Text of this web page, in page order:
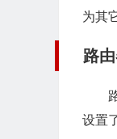
为其
路
设置